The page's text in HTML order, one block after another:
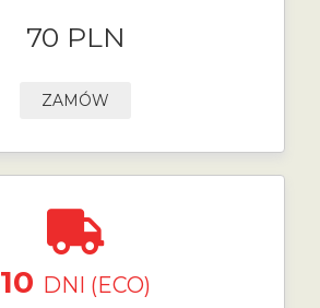
70 PLN
ZAMÓW
10 DNI (ECO)